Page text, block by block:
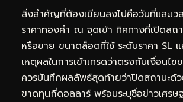
สิ่งสำคัญที่ต้องเขียนลงไปคือวันที่และเว
ราคาทองคำ ณ จุดเข้า ทิศทางที่เปิดสถา
หรือขาย ขนาดล็อตที่ใช้ ระดับราคา SL
เหตุผลในการเข้าเทรดว่าตรงกับเงื่อนไข
ควรบันทึกผลลัพธ์สุดท้ายว่าปิดสถานะด้ว
ขาดทุนกี่ดอลลาร์ พร้อมระบุชื่อข่าวเศรษ